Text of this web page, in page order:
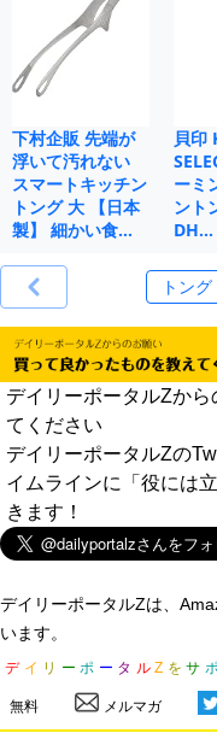
下村企販 先端が
浮いて汚れない
スマートキッチン
トング 大 【日本
製】 細かい食…
貝印
ーミ
ント
DH…
デイリーポータルZから
てください
デイリーポータルZの
イムラインに「役には
きます！
デイリーポータルZは、
います。
デ イ リ ー ポ ー タ ル Z を サ ポ
無料 メルマガ